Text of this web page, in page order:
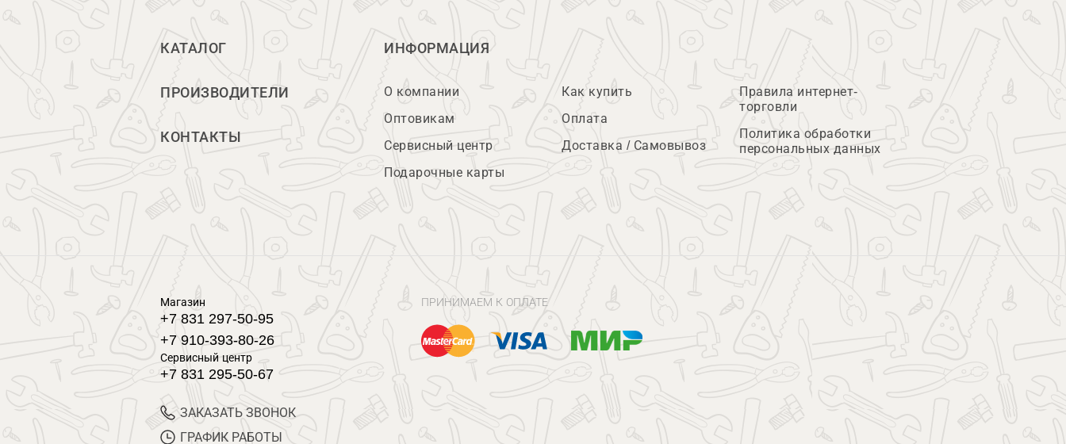
КАТАЛОГ
ПРОИЗВОДИТЕЛИ
КОНТАКТЫ
ИНФОРМАЦИЯ
О компании
Оптовикам
Сервисный центр
Подарочные карты
Как купить
Оплата
Доставка / Самовывоз
Правила интернет-
торговли
Политика обработки
персональных данных
Магазин
+7 831 297-50-95
+7 910-393-80-26
Сервисный центр
+7 831 295-50-67
ЗАКАЗАТЬ ЗВОНОК
ГРАФИК РАБОТЫ
ПРИНИМАЕМ К ОПЛАТЕ